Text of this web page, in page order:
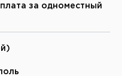
за одноместный
)